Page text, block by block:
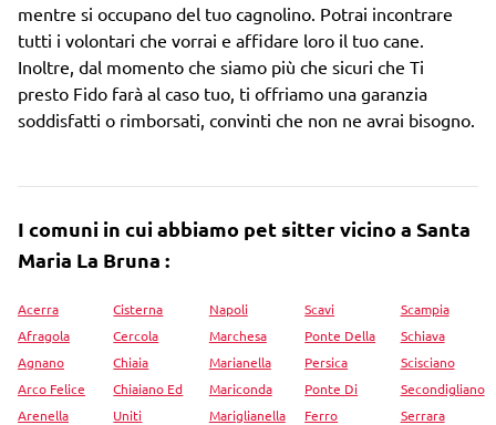
mentre si occupano del tuo cagnolino. Potrai incontrare
tutti i volontari che vorrai e affidare loro il tuo cane.
Inoltre, dal momento che siamo più che sicuri che Ti
presto Fido farà al caso tuo, ti offriamo una garanzia
soddisfatti o rimborsati, convinti che non ne avrai bisogno.
I comuni in cui abbiamo pet sitter vicino a Santa
Maria La Bruna :
Acerra
Afragola
Agnano
Arco Felice
Arenella
Cisterna
Cercola
Chiaia
Chiaiano Ed
Uniti
Napoli
Marchesa
Marianella
Mariconda
Mariglianella
Scavi
Ponte Della
Persica
Ponte Di
Ferro
Scampia
Schiava
Scisciano
Secondigliano
Serrara